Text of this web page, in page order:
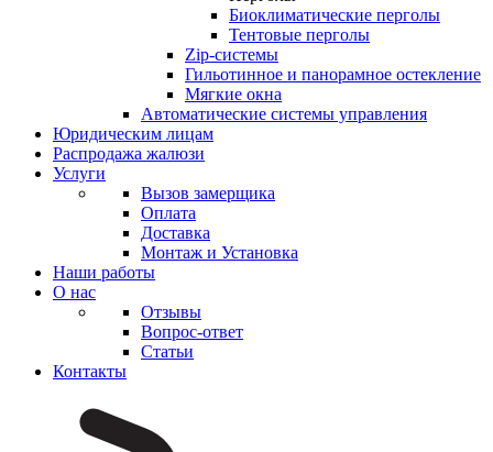
Биоклиматические перголы
Тентовые перголы
Zip-системы
Гильотинное и панорамное остекление
Мягкие окна
Автоматические системы управления
Юридическим лицам
Распродажа жалюзи
Услуги
Вызов замерщика
Оплата
Доставка
Монтаж и Установка
Наши работы
О нас
Отзывы
Вопрос-ответ
Статьи
Контакты